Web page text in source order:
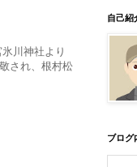
川神社より
され、根村松
自己紹
ブログ